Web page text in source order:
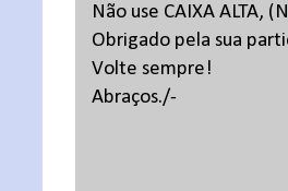
Não use CAIXA ALTA,
Obrigado pela sua
Volte sempre!
Abraços./-